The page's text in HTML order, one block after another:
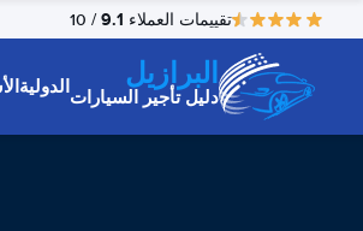
تقييمات العملاء 9.1
/ 10
البرازيل
دليل تأجير السياراتالدولية